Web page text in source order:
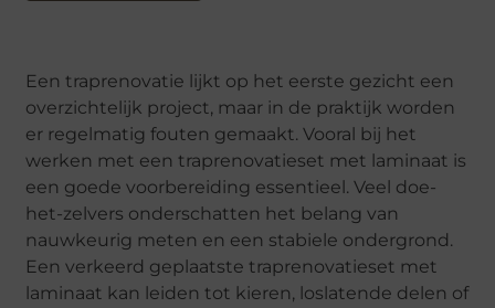
Een traprenovatie lijkt op het eerste gezicht een
overzichtelijk project, maar in de praktijk worden
er regelmatig fouten gemaakt. Vooral bij het
werken met een traprenovatieset met laminaat is
een goede voorbereiding essentieel. Veel doe-
het-zelvers onderschatten het belang van
nauwkeurig meten en een stabiele ondergrond.
Een verkeerd geplaatste traprenovatieset met
laminaat kan leiden tot kieren, loslatende delen of